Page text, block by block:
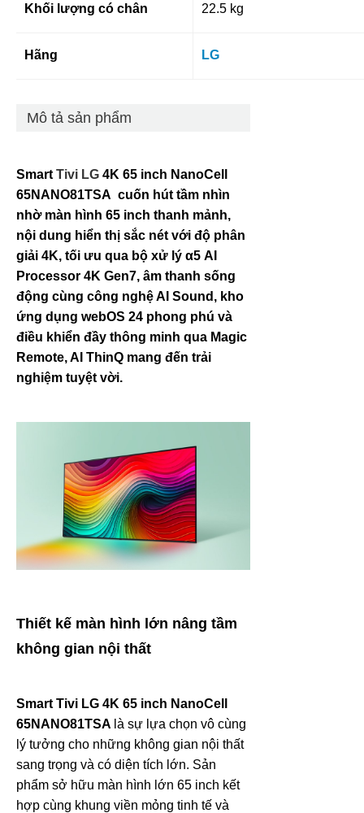
Khối lượng có chân 22.5 kg
Hãng LG
Mô tả sản phẩm
Smart Tivi LG 4K 65 inch NanoCell
65NANO81TSA cuốn hút tầm nhìn
nhờ màn hình 65 inch thanh mảnh,
nội dung hiển thị sắc nét với độ phân
giải 4K, tối ưu qua bộ xử lý α5 AI
Processor 4K Gen7, âm thanh sống
động cùng công nghệ AI Sound, kho
ứng dụng webOS 24 phong phú và
điều khiển đầy thông minh qua Magic
Remote, AI ThinQ mang đến trải
nghiệm tuyệt vời.
Thiết kế màn hình lớn nâng tầm
không gian nội thất
Smart Tivi LG 4K 65 inch NanoCell
65NANO81TSA là sự lựa chọn vô cùng
lý tưởng cho những không gian nội thất
sang trọng và có diện tích lớn. Sản
phẩm sở hữu màn hình lớn 65 inch kết
hợp cùng khung viền mỏng tinh tế và